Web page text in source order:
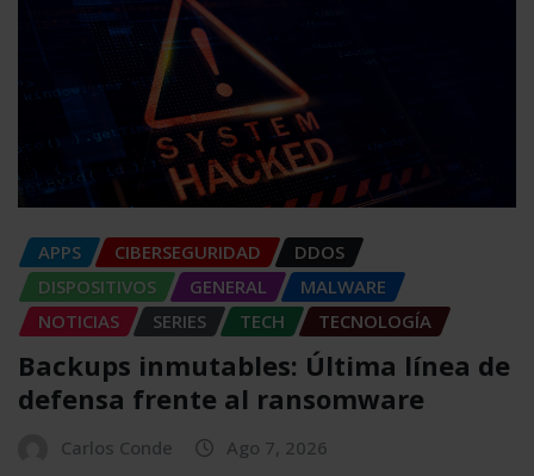
APPS CIBERSEGURIDAD
DDOS
DISPOSITIVOS
GENERAL
MALWARE
NOTICIAS
SERIES TECH TECNOLOGÍA
Backups inmutables: Última línea de
defensa frente al ransomware
Carlos Conde Ago 7, 2026